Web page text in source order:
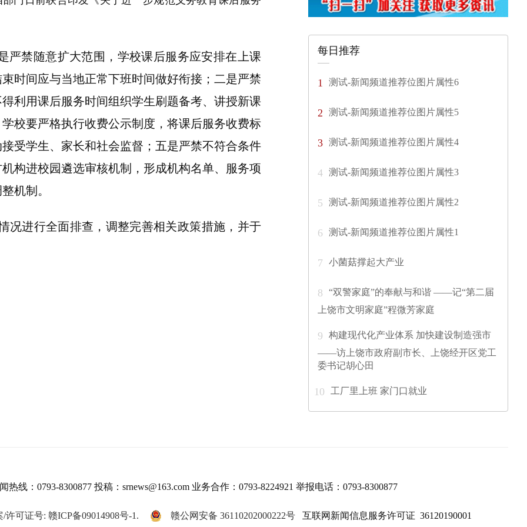
禁随意扩大范围，学校课后服务应安排在上课
时间应与当地正常下班时间做好衔接；二是严禁
利用课后服务时间组织学生刷题备考、讲授新课
校要严格执行收费公示制度，将课后服务收费标
受学生、家长和社会监督；五是严禁不符合条件
构进校园遴选审核机制，形成机构名单、服务项
机制。
行全面排查，调整完善相关政策措施，并于
每日推荐
1 测试-新闻频道推荐位图片属性6
2 测试-新闻频道推荐位图片属性5
3 测试-新闻频道推荐位图片属性4
4 测试-新闻频道推荐位图片属性3
5 测试-新闻频道推荐位图片属性2
6 测试-新闻频道推荐位图片属性1
7 小菌菇撑起大产业
8
“双警家庭”的奉献与和谐 ——记“第二届
上饶市文明家庭”程微芳家庭
9
构建现代化产业体系 加快建设制造强市
——访上饶市政府副市长、上饶经开区党工
委书记胡心田
10 工厂里上班 家门口就业
线：0793-8300877 投稿：srnews@163.com 业务合作：0793-8224921 举报电话：0793-8300877
/许可证号: 赣ICP备09014908号-1. 赣公网安备 36110202000222号 互联网新闻信息服务许可证 36120190001